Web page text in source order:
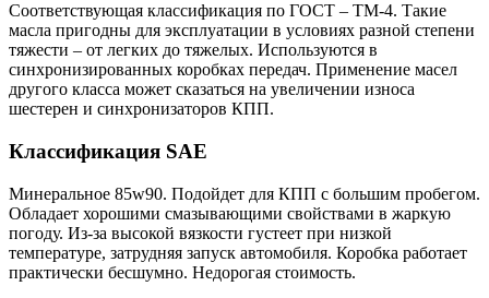
Соответствующая классификация по ГОСТ – ТМ-4. Такие
масла пригодны для эксплуатации в условиях разной степени
тяжести – от легких до тяжелых. Используются в
синхронизированных коробках передач. Применение масел
другого класса может сказаться на увеличении износа
шестерен и синхронизаторов КПП.
Классификация SAE
Минеральное 85w90. Подойдет для КПП с большим пробегом.
Обладает хорошими смазывающими свойствами в жаркую
погоду. Из-за высокой вязкости густеет при низкой
температуре, затрудняя запуск автомобиля. Коробка работает
практически бесшумно. Недорогая стоимость.